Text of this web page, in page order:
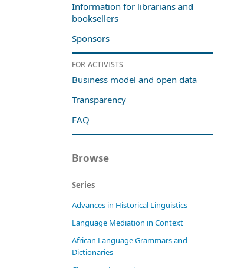
Information for librarians and
booksellers
Sponsors
For activists
Business model and open data
Transparency
FAQ
Browse
Series
Advances in Historical Linguistics
Language Mediation in Context
African Language Grammars and
Dictionaries